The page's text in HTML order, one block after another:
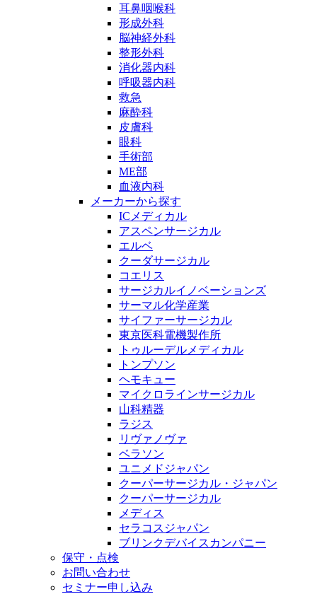
耳鼻咽喉科
形成外科
脳神経外科
整形外科
消化器内科
呼吸器内科
救急
麻酔科
皮膚科
眼科
手術部
ME部
血液内科
メーカーから探す
ICメディカル
アスペンサージカル
エルベ
クーダサージカル
コエリス
サージカルイノベーションズ
サーマル化学産業
サイファーサージカル
東京医科電機製作所
トゥルーデルメディカル
トンプソン
ヘモキュー
マイクロラインサージカル
山科精器
ラジス
リヴァノヴァ
ベラソン
ユニメドジャパン
クーパーサージカル・ジャパン
クーパーサージカル
メディス
セラコスジャパン
ブリンクデバイスカンパニー
保守・点検
お問い合わせ
セミナー申し込み